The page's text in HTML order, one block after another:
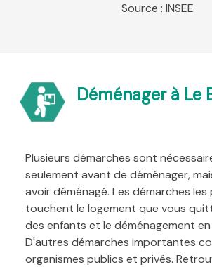
Source : INSEE
Déménager à Le
Plusieurs démarches sont
seulement avant de déménager,
avoir déménagé. Les démarches
touchent le logement que vous
des enfants et le déménagement
D'autres démarches importantes
organismes publics et privés.